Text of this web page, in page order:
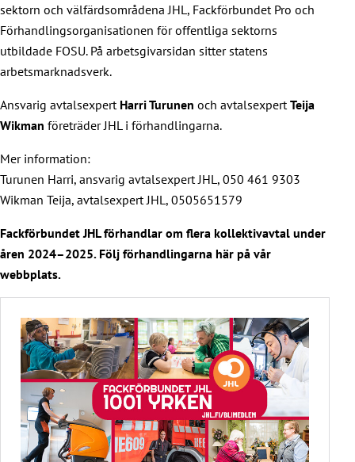
sektorn och välfärdsområdena JHL, Fackförbundet Pro och
Förhandlingsorganisationen för offentliga sektorns
utbildade FOSU. På arbetsgivarsidan sitter statens
arbetsmarknadsverk.
Ansvarig avtalsexpert Harri Turunen och avtalsexpert Teija
Wikman företräder JHL i förhandlingarna.
Mer information:
Turunen Harri, ansvarig avtalsexpert JHL, 050 461 9303
Wikman Teija, avtalsexpert JHL, 0505651579
Fackförbundet JHL förhandlar om flera kollektivavtal under
åren 2024–2025. Följ förhandlingarna här på vår
webbplats.